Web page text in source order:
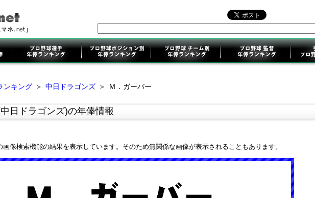
ンキング ＞ 中日ドラゴンズ ＞ Ｍ．ガーバー
日ドラゴンズ)の年俸情報
像検索機能の結果を表示しています。そのため無関係な画像が表示されることもあります。